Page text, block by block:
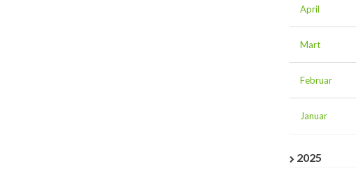
April
Mart
Februar
Januar
2025